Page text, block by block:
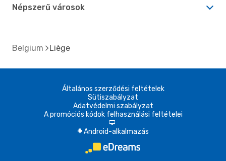
Népszerű városok
Belgium Liège
Általános szerződési feltételek
Sütiszabályzat
Adatvédelmi szabályzat
A promóciós kódok felhasználási feltételei
d
A Android-alkalmazás